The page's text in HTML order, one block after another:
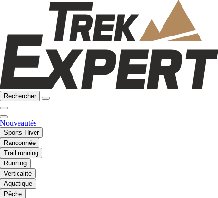
Rechercher
Nouveautés
Sports Hiver
Randonnée
Trail running
Running
Verticalité
Aquatique
Pêche